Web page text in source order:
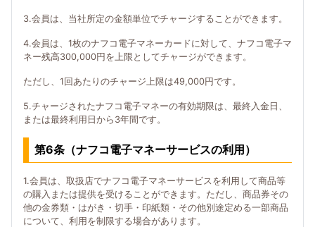
3.会員は、当社所定の金額単位でチャージすることができます。
4.会員は、1枚のナフコ電子マネーカードに対して、ナフコ電子マ
ネー残高300,000円を上限としてチャージができます。
ただし、1回あたりのチャージ上限は49,000円です。
5.チャージされたナフコ電子マネーの有効期限は、最終入金日、
または最終利用日から3年間です。
第6条（ナフコ電子マネーサービスの利用）
1.会員は、取扱店でナフコ電子マネーサービスを利用して商品等
の購入または提供を受けることができます。ただし、商品券その
他の金券類・はがき・切手・印紙類・その他別途定める一部商品
について、利用を制限する場合があります。